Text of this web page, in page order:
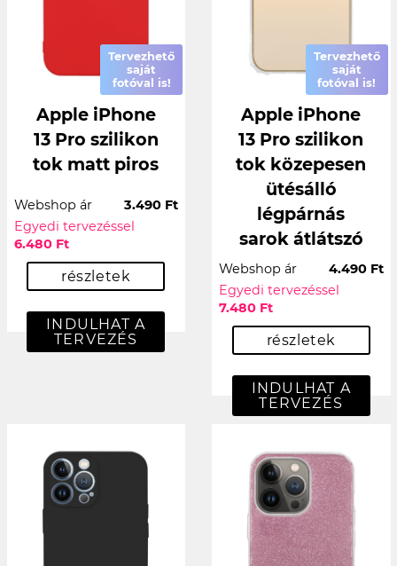
Tervezhető
saját
fotóval is!
Apple iPhone
13 Pro szilikon
tok matt piros
Webshop ár
3.490 Ft
Egyedi tervezéssel
6.480 Ft
részletek
INDULHAT A
TERVEZÉS
Tervezhető
saját
fotóval is!
Apple iPhone
13 Pro szilikon
tok közepesen
ütésálló
légpárnás
sarok átlátszó
Webshop ár
4.490 Ft
Egyedi tervezéssel
7.480 Ft
részletek
INDULHAT A
TERVEZÉS